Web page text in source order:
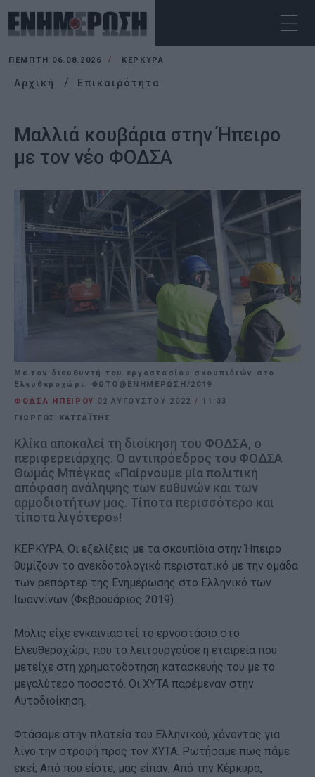
ΠΈΜΠΤΗ 06.08.2026 ΚΕΡΚΥΡΑ
Αρχική Επικαιρότητα
Μαλλιά κουβάρια στην Ήπειρο
με τον νέο ΦΟΔΣΑ
Με τον διευθυντή του εργοστασίου σκουπιδιών στο
Ελευθεροχώρι. ΦΩΤΟ@ΕΝΗΜΕΡΩΣΗ/2019
ΦΟΔΣΑ ΗΠΕΙΡΟΥ 02 ΑΥΓΟΎΣΤΟΥ 2022 / 11:03
ΓΙΩΡΓΟΣ ΚΑΤΣΑΪΤΗΣ
Κλίκα αποκαλεί τη διοίκηση του ΦΟΔΣΑ, ο
περιφερειάρχης. Ο αντιπρόεδρος του ΦΟΔΣΑ
Θωμάς Μπέγκας «Παίρνουμε μία πολιτική
απόφαση ανάληψης των ευθυνών και των
αρμοδιοτήτων μας. Τίποτα περισσότερο και
τίποτα λιγότερο»!
ΚΕΡΚΥΡΑ. Οι εξελίξεις με τα σκουπίδια στην Ήπειρο
θυμίζουν το ανεκδοτολογικό περιστατικό με την ομάδα
των ρεπόρτερ της Ενημέρωσης στο Ελληνικό των
Ιωαννίνων (Φεβρουάριος 2019).
Μόλις είχε εγκαινιαστεί το εργοστάσιο στο
Ελευθεροχώρι, που το λειτουργούσε η εταιρεία που
μετείχε στη χρηματοδότηση κατασκευής του με το
μεγαλύτερο ποσοστό. Οι ΧΥΤΑ παρέμεναν στην
Αυτοδιοίκηση.
Φτάσαμε στην πλατεία του Ελληνικού, χάνοντας για
λίγο την στροφή προς τον ΧΥΤΑ. Ρωτήσαμε πως πάμε
εκεί; Από που είστε, μας είπαν; Από την Κέρκυρα,